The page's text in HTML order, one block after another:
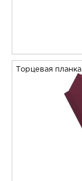
Торцевая планка